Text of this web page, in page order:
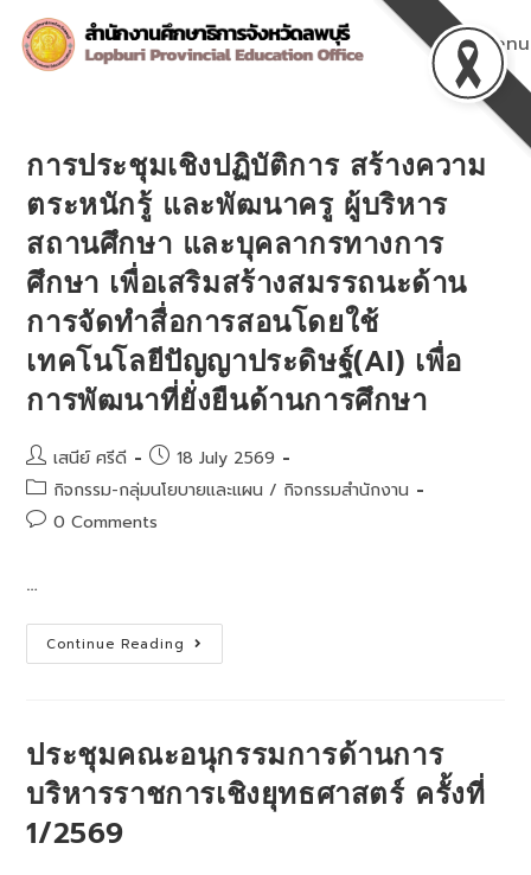
content
Menu
การประชุมเชิงปฏิบัติการ สร้างความ
ตระหนักรู้ และพัฒนาครู ผู้บริหาร
สถานศึกษา และบุคลากรทางการ
ศึกษา เพื่อเสริมสร้างสมรรถนะด้าน
การจัดทำสื่อการสอนโดยใช้
เทคโนโลยีปัญญาประดิษฐ์(AI) เพื่อ
การพัฒนาที่ยั่งยืนด้านการศึกษา
Post
author:
เสนีย์ ศรีดี
Post
published:
18 July 2569
Post
category:
กิจกรรม-กลุ่มนโยบายและแผน / กิจกรรมสำนักงาน
Post0 Comments
…
Continue Reading การ
ประชุม
ความ
ตระหนัก
และ
พัฒนา
ประชุมคณะอนุกรรมการด้านการ
บริหารราชการเชิงยุทธศาสตร์ ครั้งที่
1/2569